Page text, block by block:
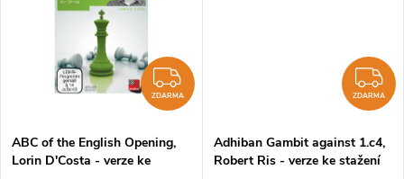
ZDARMA
ZDARMA
ABC of the English Opening,
Lorin D'Costa - verze ke
ZDARMA
Adhiban Gambit against 1.c4,
Robert Ris - verze ke stažení